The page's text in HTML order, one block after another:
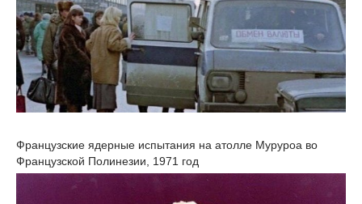
Французские ядерные испытания на атолле Муруроа во
Французской Полинезии, 1971 год